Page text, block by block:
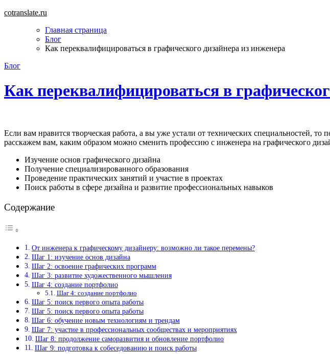
Перейти
содержимому
cotranslate.ru
Главная страница
Блог
Как переквалифицироваться в графического дизайнера из инженера
Блог
Как переквалифицироваться в
Если вам нравится творческая работа, а вы уже устали от технических специальностей,
расскажем вам, каким образом можно сменить профессию с инженера на графического
Изучение основ графического дизайна
Получение специализированного образования
Проведение практических занятий и участие в проектах
Поиск работы в сфере дизайна и развитие профессиональных навыков
Содержание
От инженера к графическому дизайнеру: возможно ли такое перемены?
Шаг 1: изучение основ дизайна
Шаг 2: освоение графических программ
Шаг 3: развитие художественного мышления
Шаг 4: создание портфолио
Шаг 4: создание портфолио
Шаг 5: поиск первого опыта работы
Шаг 5: поиск первого опыта работы
Шаг 6: обучение новым технологиям и трендам
Шаг 7: участие в профессиональных сообществах и мероприятиях
Шаг 8: продолжение саморазвития и обновление портфолио
Шаг 9: подготовка к собеседованию и поиск работы